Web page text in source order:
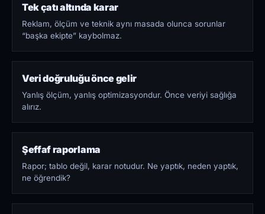
Tek çatı altında karar
Reklam, ölçüm ve teknik aynı masada olunca sorunlar
“başka ekipte” kaybolmaz.
Veri doğruluğu önce gelir
Yanlış ölçüm, yanlış optimizasyondur. Önce veriyi sağlığa
alırız.
Şeffaf raporlama
Rapor; tablo değil, karar notudur. Ne yaptık, neden yaptık,
ne öğrendik?